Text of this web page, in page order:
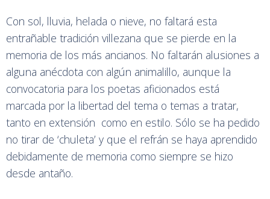
Con sol, lluvia, helada o nieve, no faltará esta
entrañable tradición villezana que se pierde en la
memoria de los más ancianos. No faltarán alusiones a
alguna anécdota con algún animalillo, aunque la
convocatoria para los poetas aficionados está
marcada por la libertad del tema o temas a tratar,
tanto en extensión como en estilo. Sólo se ha pedido
no tirar de ‘chuleta’ y que el refrán se haya aprendido
debidamente de memoria como siempre se hizo
desde antaño.